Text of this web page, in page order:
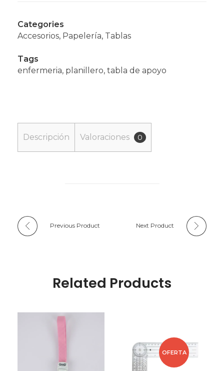
Categories
Accesorios, Papelería, Tablas
Tags
enfermeria, planillero, tabla de apoyo
Descripción Valoraciones 0
Previous Product Next Product
Related Products
OFERTA